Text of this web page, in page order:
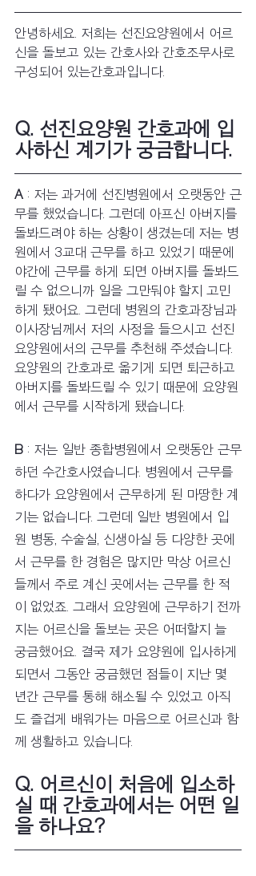
안녕하세요. 저희는 선진요양원에서 어르
신을 돌보고 있는 간호사와 간호조무사로
구성되어 있는간호과입니다.
Q. 선진요양원 간호과에 입
사하신 계기가 궁금합니다.
A : 저는 과거에 선진병원에서 오랫동안 근
무를 했었습니다. 그런데 아프신 아버지를
돌봐드려야 하는 상황이 생겼는데 저는 병
원에서 3교대 근무를 하고 있었기 때문에
야간에 근무를 하게 되면 아버지를 돌봐드
릴 수 없으니까 일을 그만둬야 할지 고민
하게 됐어요. 그런데 병원의 간호과장님과
이사장님께서 저의 사정을 들으시고 선진
요양원에서의 근무를 추천해 주셨습니다.
요양원의 간호과로 옮기게 되면 퇴근하고
아버지를 돌봐드릴 수 있기 때문에 요양원
에서 근무를 시작하게 됐습니다.
B : 저는 일반 종합병원에서 오랫동안 근무
하던 수간호사였습니다. 병원에서 근무를
하다가 요양원에서 근무하게 된 마땅한 계
기는 없습니다. 그런데 일반 병원에서 입
원 병동, 수술실, 신생아실 등 다양한 곳에
서 근무를 한 경험은 많지만 막상 어르신
들께서 주로 계신 곳에서는 근무를 한 적
이 없었죠. 그래서 요양원에 근무하기 전까
지는 어르신을 돌보는 곳은 어떠할지 늘
궁금했어요. 결국 제가 요양원에 입사하게
되면서 그동안 궁금했던 점들이 지난 몇
년간 근무를 통해 해소될 수 있었고 아직
도 즐겁게 배워가는 마음으로 어르신과 함
께 생활하고 있습니다.
Q. 어르신이 처음에 입소하
실 때 간호과에서는 어떤 일
을 하나요?